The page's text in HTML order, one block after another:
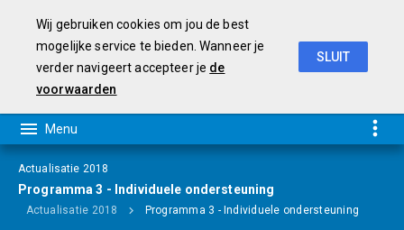
Actualisatie 2018
Programma 3 - Individuele ondersteuning
Actualisatie 2018 Programma 3 - Individuele ondersteuning
Wij gebruiken cookies om jou de best
mogelijke service te bieden. Wanneer je
verder navigeert accepteer je de
voorwaarden
SLUIT